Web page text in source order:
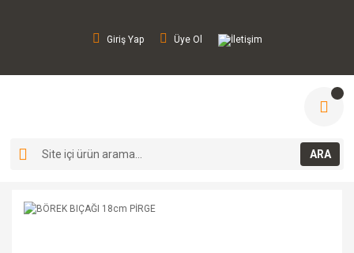
Giriş Yap Üye Ol İletişim
ARA